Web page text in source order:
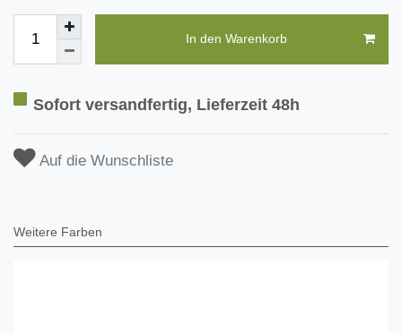
In den Warenkorb
Sofort versandfertig, Lieferzeit 48h
Auf die Wunschliste
Weitere Farben